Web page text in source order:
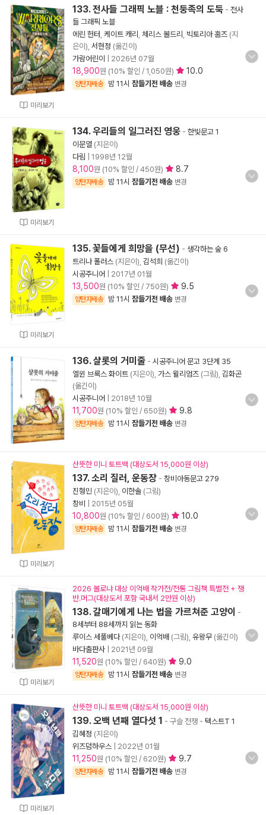
미리보기
133. 전사들 그래픽 노블 : 천둥족의 도둑 - 전사
들 그래픽 노블
에린 헌터 케이트 캐리 체리스 볼드리 빅토리아 홈즈 (지
은이), 서현정 (옮긴이)
가람어린이
2026년 07월
18,900원 (10% 할인 / 1,050원) 10.0
양탄자배송 밤 11시 잠들기전 배송 변경
미리보기
134. 우리들의 일그러진 영웅 - 한빛문고 1
이문열 (지은이)
다림
1998년 12월
8,100원 (10% 할인 / 450원) 8.7
양탄자배송 밤 11시 잠들기전 배송 변경
미리보기
135. 꽃들에게 희망을 (무선) - 생각하는 숲 6
트리나 폴러스 (지은이), 김석희 (옮긴이)
시공주니어
2017년 01월
13,500원 (10% 할인 / 750원) 9.5
양탄자배송 밤 11시 잠들기전 배송 변경
136. 샬롯의 거미줄 - 시공주니어 문고 3단계 35
엘윈 브룩스 화이트 (지은이), 가스 윌리엄즈 (그림), 김화곤
(옮긴이)
시공주니어
2018년 10월
11,700원 (10% 할인 / 650원) 9.8
양탄자배송 밤 11시 잠들기전 배송 변경
미리보기
산뜻한 미니 토트백 (대상도서 15,000원 이상)
137. 소리 질러, 운동장 - 창비아동문고 279
진형민 (지은이), 이한솔 (그림)
창비
2015년 05월
10,800원 (10% 할인 / 600원) 10.0
양탄자배송 밤 11시 잠들기전 배송 변경
미리보기
2026 볼로냐 대상 이억배 작가전/전통 그림책 특별전 + 쟁
반.머그(대상도서 포함 국내서 2만원 이상)
138. 갈매기에게 나는 법을 가르쳐준 고양이 -
8세부터 88세까지 읽는 동화
루이스 세풀베다(지은이), 이억배 (그림), 유왕무 (옮긴이)
바다출판사
2021년 09월
11,520원 (10% 할인 / 640원) 9.0
양탄자배송 밤 11시 잠들기전 배송 변경
미리보기
산뜻한 미니 토트백 (대상도서 15,000원 이상)
139. 오백 년째 열다섯 1 - 구슬 전쟁 - 텍스트T 1
김혜정 (지은이)
위즈덤하우스
2022년 01월
11,250원 (10% 할인 / 620원) 9.7
양탄자배송 밤 11시 잠들기전 배송 변경